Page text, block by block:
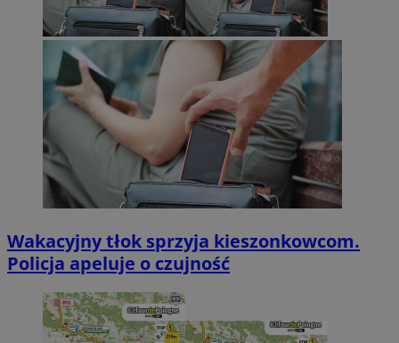
Wakacyjny tłok sprzyja kieszonkowcom.
Policja apeluje o czujność